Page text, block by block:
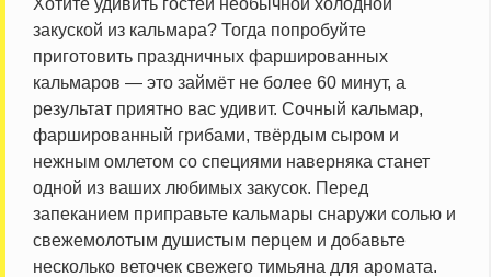
Хотите удивить гостей необычной холодной
закуской из кальмара? Тогда попробуйте
приготовить праздничных фаршированных
кальмаров — это займёт не более 60 минут, а
результат приятно вас удивит. Сочный кальмар,
фаршированный грибами, твёрдым сыром и
нежным омлетом со специями наверняка станет
одной из ваших любимых закусок. Перед
запеканием приправьте кальмары снаружи солью и
свежемолотым душистым перцем и добавьте
несколько веточек свежего тимьяна для аромата.